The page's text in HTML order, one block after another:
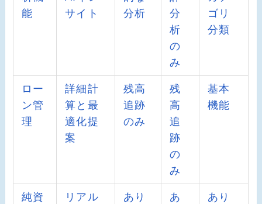
能
サイト
分析
分
析
の
み
ゴリ
分類
ロー
ン管
理
詳細計
算と最
適化提
案
残高
追跡
のみ
残
高
追
跡
の
み
基本
機能
純資
リアル
あり
あ
あり